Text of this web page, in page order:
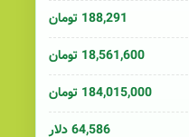
188,291 تومان
18,561,600 تومان
184,015,000 تومان
64,586 دلار